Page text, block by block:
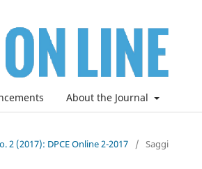
About the Journal
2 (2017): DPCE Online 2-2017 / Saggi